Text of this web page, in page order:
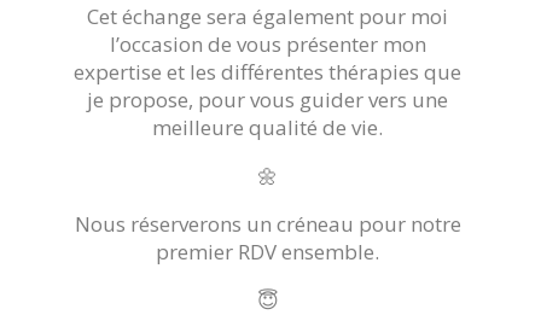
Cet échange sera également pour moi
l’occasion de vous présenter mon
expertise et les différentes thérapies que
je propose, pour vous guider vers une
meilleure qualité de vie.
🌼
Nous réserverons un créneau pour notre
premier RDV ensemble.
😇